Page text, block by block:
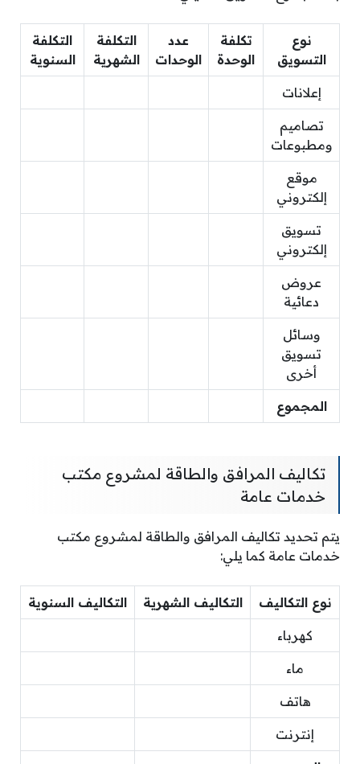
نوع
التسويق
تكلفة
الوحدة
عدد
الوحدات
التكلفة
الشهرية
التكلفة
السنوية
إعلانات
تصاميم
ومطبوعات
موقع
إلكتروني
تسويق
إلكتروني
عروض
دعائية
وسائل
تسويق
أخرى
المجموع
تكاليف المرافق والطاقة لمشروع مكتب
خدمات عامة
يتم تحديد تكاليف المرافق والطاقة لمشروع مكتب
خدمات عامة كما يلي:
نوع التكاليف التكاليف الشهرية التكاليف السنوية
كهرباء
ماء
هاتف
إنترنت